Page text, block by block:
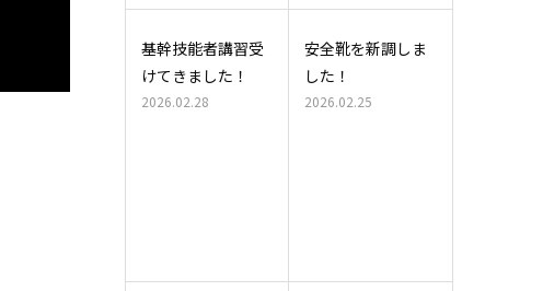
基幹技能者講習受
けてきました！
2026.02.28
安全靴を新調しま
した！
2026.02.25